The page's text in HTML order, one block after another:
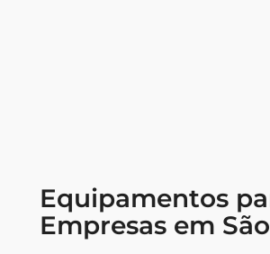
Equipamentos
Empresas em